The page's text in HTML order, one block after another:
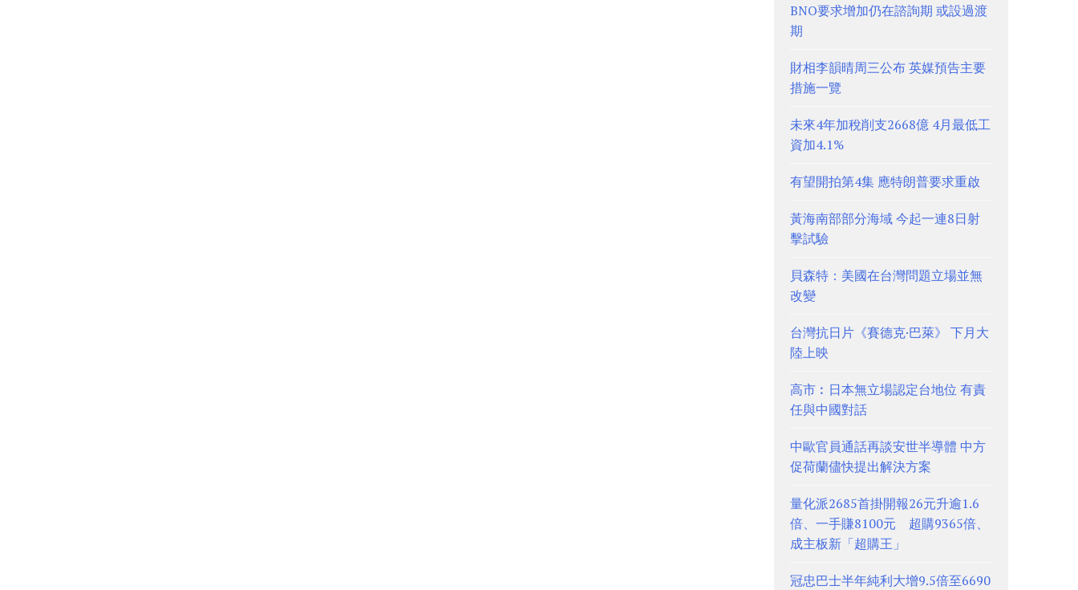
BNO要求增加仍在諮詢期 或設過渡
期
財相李韻晴周三公布 英媒預告主要
措施一覽
未來4年加稅削支2668億 4月最低工
資加4.1%
有望開拍第4集 應特朗普要求重啟
黃海南部部分海域 今起一連8日射
擊試驗
貝森特：美國在台灣問題立場並無
改變
台灣抗日片《賽德克·巴萊》 下月大
陸上映
高市︰日本無立場認定台地位 有責
任與中國對話
中歐官員通話再談安世半導體 中方
促荷蘭儘快提出解決方案
量化派2685首掛開報26元升逾1.6
倍、一手賺8100元 超購9365倍、
成主板新「超購王」
冠忠巴士半年純利大增9.5倍至6690